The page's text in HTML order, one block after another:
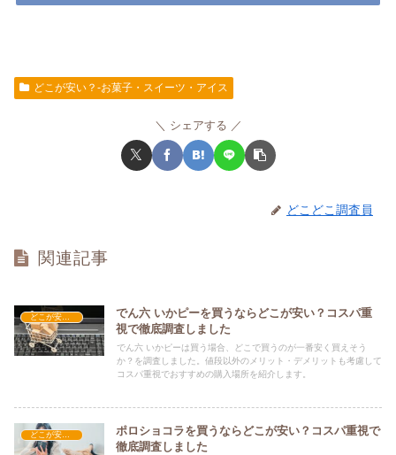
どこが安い？-お菓子・スイーツ・アイス
シェアする
どこどこ調査員
関連記事
どこが安い？-お菓子・スイーツ・アイス
でん六 いかピーを買うならどこが安い？コスパ重
視で徹底調査しました
でん六 いかピーは買う場合、どこで買うのが一番安く買えそう
か？を調査しました。値段以外のメリット・デメリットも考慮して
コスパ重視でおすすめの購入場所を紹介します。
どこが安い？-お菓子・スイーツ・アイス
ポロショコラを買うならどこが安い？コスパ重視で
徹底調査しました